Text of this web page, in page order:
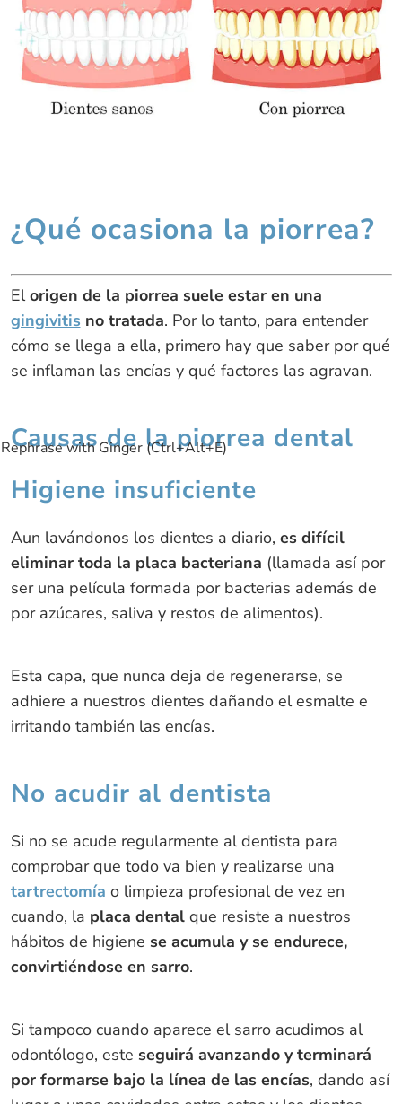
¿Qué ocasiona la piorrea?
Elorigen de la piorrea suele estar en una
gingivitis no tratada. Por lo tanto, para entender
cómo se llega a ella, primero hay que saber por qué
se inflaman las encías y qué factores las agravan.
Causas de la piorrea dental
Higiene insuficiente
Aun lavándonos los dientes a diario, es difícil
eliminar toda la placa bacteriana (llamada así por
ser una película formada por bacterias además de
por azúcares, saliva y restos de alimentos).
Esta capa, que nunca deja de regenerarse, se
adhiere a nuestros dientes dañando el esmalte e
irritando también las encías.
No acudir al dentista
Si no se acude regularmente al dentista para
comprobar que todo va bien y realizarse una
tartrectomía o limpieza profesional de vez en
cuando, la placa dentalque resiste a nuestros
hábitos de higiene se acumula y se endurece,
convirtiéndose en sarro.
Si tampoco cuando aparece el sarro acudimos al
odontólogo, este seguirá avanzando y terminará
por formarse bajo la línea de las encías, dando así
Rephrase with Ginger (Ctrl+Alt+E)